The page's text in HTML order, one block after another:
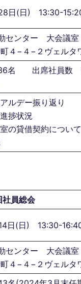
日(日) 13:30-
センター 大会議室
４−４−２ヴェルタ
名 出席社員
ルデー振り返り
捗状況
の貸借契約について
員総会
日(日) 13:30-
センター 大会議室
４−４−２ヴェルタ